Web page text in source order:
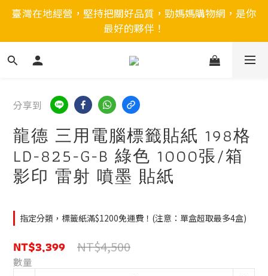
臺灣在地經營，堅持把關好品質，勁媽媽購物網，是你
最好的夥伴！
分享到
龍德 三用電腦標籤貼紙 198格
LD-825-G-B 綠色 1000張/箱
影印 雷射 噴墨 貼紙
指定分類，標籤紙滿$1200免運費！(注意：單盒超取最多4盒)
NT$3,399 NT$4,500
數量